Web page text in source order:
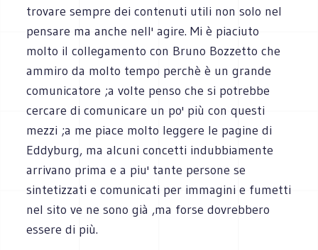
trovare sempre dei contenuti utili non solo nel
pensare ma anche nell' agire. Mi è piaciuto
molto il collegamento con Bruno Bozzetto che
ammiro da molto tempo perchè è un grande
comunicatore ;a volte penso che si potrebbe
cercare di comunicare un po' più con questi
mezzi ;a me piace molto leggere le pagine di
Eddyburg, ma alcuni concetti indubbiamente
arrivano prima e a piu' tante persone se
sintetizzati e comunicati per immagini e fumetti
nel sito ve ne sono già ,ma forse dovrebbero
essere di più.